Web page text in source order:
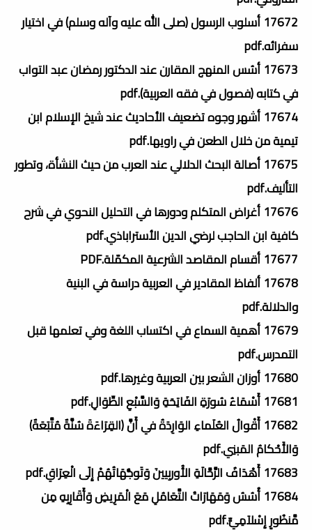
17672 أسلوب الرسول (صلى الله عليه وآله وسلم) في اختيار
سفرائه.pdf
17673 أسُس المنهج المقارن عند الدكتور رمضان عبد التواب
في كتابه (فصول في فقه العربية).pdf
17674 أشهر وجوه تضعيف الأحاديث عند شيخ الإسلام ابن
تيمية من خلال الطعن في راويها.pdf
17675 أصالة البحث الدلالي عند العرب من حيث النشأة، وتطور
التأليف.pdf
17676 أغراض المتكلم ودورها في التحليل النحوي في شرح
كافية ابن الحاجب لرضي الدين الأستراباذي.pdf
17677 أقسام المقاصد الشرعية المكمّلة.PDF
17678 ألفاظ المقادير في العربية دراسة في البنية
والدلالة.pdf
17679 أهمية السماع في اكتساب اللغة وفي تعلمها قبل
التمدرس.pdf
17680 أوزان الشعر بين العربية وغيرها.pdf
17681 أَسْمَاءُ سُورَةِ الفَاتِحَةِ وَالسَّبْعِ الطِّوَالِ.pdf
17682 أَقْوالُ العُلَماءِ الوَارِدَةُ في أَنَّ (القِرَاءَةَ سُنَّةٌ مُتَّبَعَةٌ)
وَالأَحْكامُ المَبنِي.pdf
17683 أَهْدَافُ الرَّحَّالَةِ الأُوربِيينَ وَتَوجُّهَاتُهُمْ إِلَى الْعِرَاقِ.pdf
17684 أُسُسُ وَمَهَارَاتُ التَّعَامُلِ مَعَ الْمَرِيضِ وَأَقَارِبِهِ مِن
مَّنظُورٍ إِسْلاَمِيٍّ.pdf